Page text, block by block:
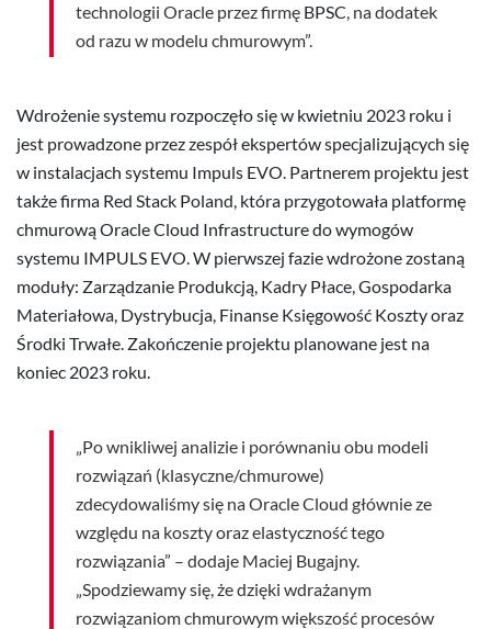
technologii Oracle przez firmę BPSC, na dodatek
od razu w modelu chmurowym”.
Wdrożenie systemu rozpoczęło się w kwietniu 2023 roku i
jest prowadzone przez zespół ekspertów specjalizujących się
w instalacjach systemu Impuls EVO. Partnerem projektu jest
także firma Red Stack Poland, która przygotowała platformę
chmurowąOracle Cloud Infrastructuredo wymogów
systemu IMPULS EVO. W pierwszej fazie wdrożone zostaną
moduły: Zarządzanie Produkcją, Kadry Płace, Gospodarka
Materiałowa, Dystrybucja, Finanse Księgowość Koszty oraz
Środki Trwałe. Zakończenie projektu planowane jest na
koniec 2023 roku.
„Po wnikliwej analizie i porównaniu obu modeli
rozwiązań (klasyczne/chmurowe)
zdecydowaliśmy się na Oracle Cloud głównie ze
względu na koszty oraz elastyczność tego
rozwiązania” – dodaje Maciej Bugajny.
„Spodziewamy się, że dzięki wdrażanym
rozwiązaniom chmurowym większość procesów